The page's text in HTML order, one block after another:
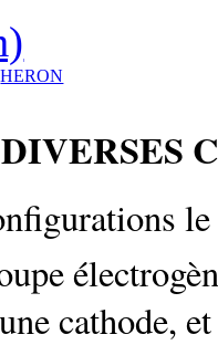
HERON
DIVERSES
cathode,